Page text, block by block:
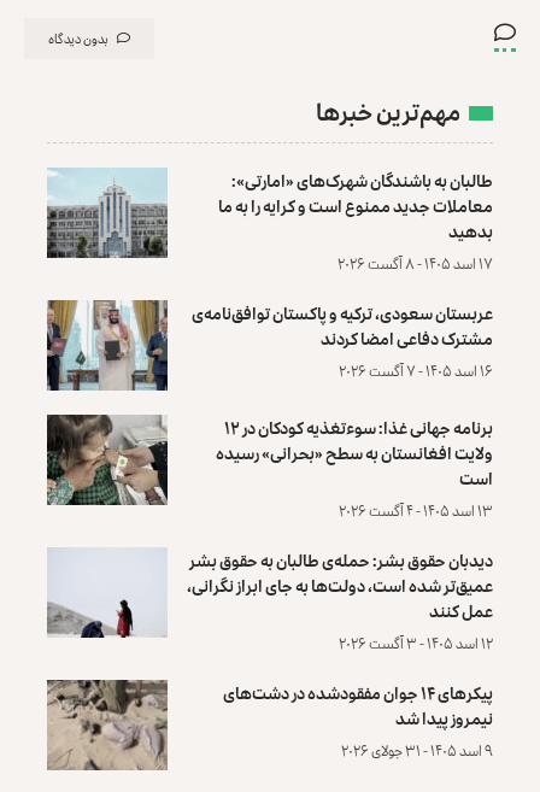
بدون دیدگاه
مهم‌ترین خبرها
طالبان به باشندگان شهرک‌های «امارتی»:
معاملات جدید ممنوع است و کرایه را به ما
بدهید
۱۷ اسد ۱۴۰۵ - ۸ آگست ۲۰۲۶
عربستان سعودی، ترکیه و پاکستان توافق‌نامه‌ی
مشترک دفاعی امضا کردند
۱۶ اسد ۱۴۰۵ - ۷ آگست ۲۰۲۶
برنامه جهانی غذا: سوءتغذیه کودکان در ۱۲
ولایت افغانستان به سطح «بحرانی» رسیده
است
۱۳ اسد ۱۴۰۵ - ۴ آگست ۲۰۲۶
دیدبان حقوق بشر: حمله‌ی طالبان به حقوق بشر
عمیق‌تر شده است، دولت‌ها به جای ابراز نگرانی،
عمل کنند
۱۲ اسد ۱۴۰۵ - ۳ آگست ۲۰۲۶
پیکرهای ۱۴ جوان مفقودشده در دشت‌های
نیمروز پیدا شد
۹ اسد ۱۴۰۵ - ۳۱ جولای ۲۰۲۶